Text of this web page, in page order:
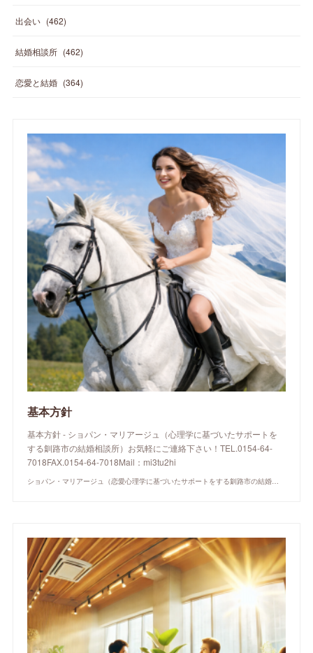
出会い (462)
結婚相談所 (462)
恋愛と結婚 (364)
基本方針
基本方針 - ショパン・マリアージュ（心理学に基づいたサポートを
する釧路市の結婚相談所）お気軽にご連絡下さい！TEL.0154-64-
7018FAX.0154-64-7018Mail：mi3tu2hi
ショパン・マリアージュ（恋愛心理学に基づいたサポートをする釧路市の結婚相談所）/ 全国結婚相談事業者連盟正規加盟店 / cherry-piano.com